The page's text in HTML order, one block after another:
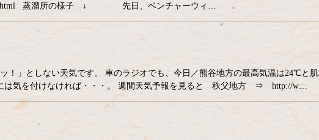
蒸溜所の様子 ↓ 先日、ベンチャーウィ…
！」としない天気です。 車のラジオでも、今日／熊谷地方の最高気温は24℃と肌
は気を付けなければ・・・。 週間天気予報を見ると 秩父地方 ⇒ http://w…